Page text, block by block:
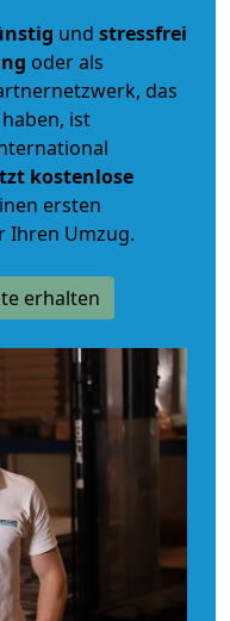
und stressfrei
oder als
das
ist
kostenlose
ersten
Ihren Umzug.
erhalten